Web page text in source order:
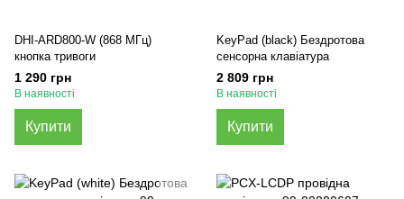
DHI-ARD800-W (868 МГц)
кнопка тривоги
1 290 грн
В наявності
Купити
KeyPad (black) Бездротова
сенсорна клавіатура
2 809 грн
В наявності
Купити